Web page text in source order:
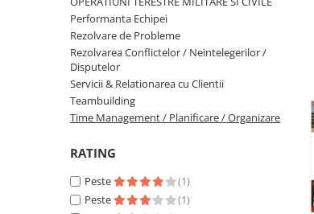
OPERATIUNI AERIENE MILITARE SI
OPERATIUNI MARITIME MILITARE SI
OPERATIUNI SPATIALE MILITARE SI
Performanta Echipei
Rezolvare de Probleme
Performanta Echipei
Rezolvare de Probleme
Rezolvarea Conflictelor / Neintelegerilor /
Disputelor
Servicii & Relationarea cu Clientii
Teambuilding
Time Management / Planificare / Organizare
RATING
Peste
(1)
Peste
(1)